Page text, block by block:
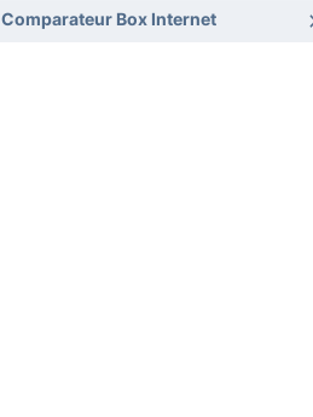
Comparateur Box Internet